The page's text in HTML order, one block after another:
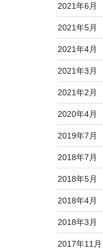
2021年6月
2021年5月
2021年4月
2021年3月
2021年2月
2020年4月
2019年7月
2018年7月
2018年5月
2018年4月
2018年3月
2017年11月